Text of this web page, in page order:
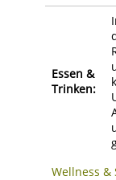
Essen &
Trinken:
Wellness &